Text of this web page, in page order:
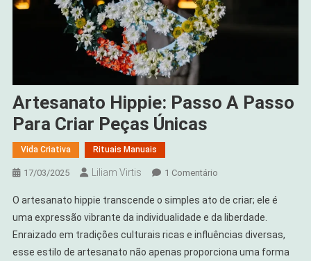
Artesanato Hippie: Passo A Passo
Para Criar Peças Únicas
Vida Criativa Rituais Manuais
17/03/2025 Liliam Virtis 1 ComentárioEm
Hippie:
Passo
A
Passo
O artesanato hippie transcende o simples ato de criar; ele é
uma expressão vibrante da individualidade e da liberdade.
Enraizado em tradições culturais ricas e influências diversas,
esse estilo de artesanato não apenas proporciona uma forma